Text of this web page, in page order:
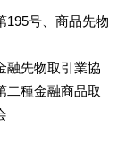
195号、商品先物
融先物取引業協
二種金融商品取